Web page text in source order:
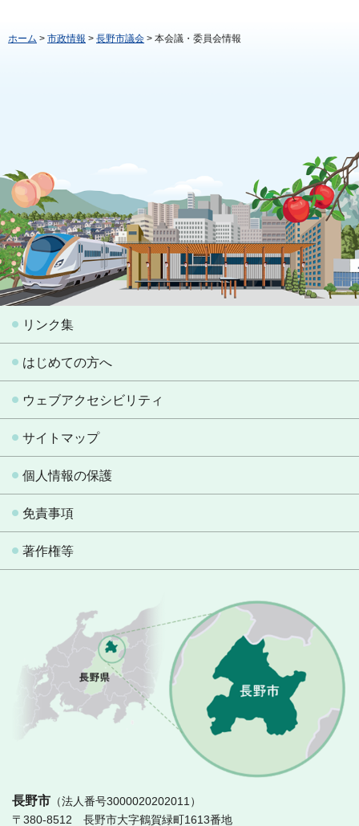
ホーム > 市政情報 > 長野市議会 > 本会議・委員会情報
リンク集
はじめての方へ
ウェブアクセシビリティ
サイトマップ
個人情報の保護
免責事項
著作権等
長野市 （法人番号3000020202011）
〒380-8512 長野市大字鶴賀緑町1613番地